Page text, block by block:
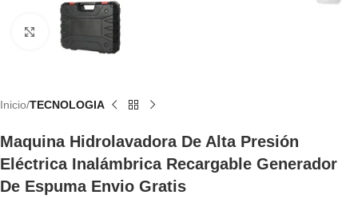
Haga Clic Para Ampliar
Inicio TECNOLOGIA
Maquina Hidrolavadora De Alta Presión
Eléctrica Inalámbrica Recargable Generador
De Espuma Envio Gratis